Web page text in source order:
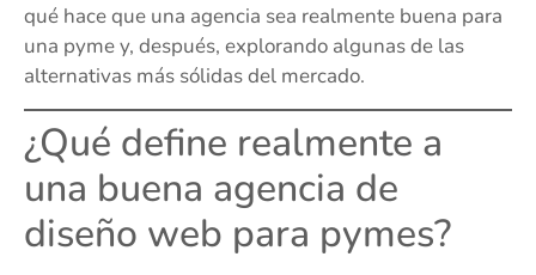
qué hace que una agencia sea realmente buena para
una pyme y, después, explorando algunas de las
alternativas más sólidas del mercado.
¿Qué define realmente a
una buena agencia de
diseño web para pymes?